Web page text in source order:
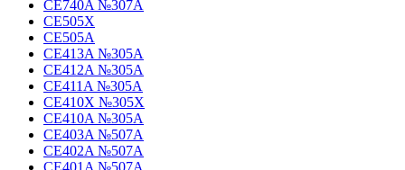
CE740A №307A
CE505X
CE505A
CE413A №305A
CE412A №305A
CE411A №305A
CE410X №305X
CE410A №305A
CE403A №507A
CE402A №507A